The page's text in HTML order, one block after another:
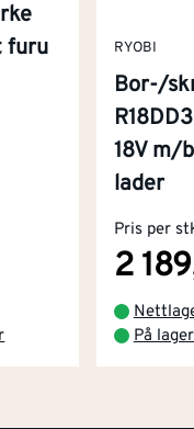
furu
RYOBI
Bor-/
18V m/
lader
Pris per
2
På lager